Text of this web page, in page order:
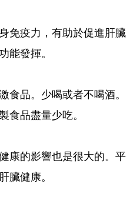
免疫力，有助於促進肝臟
能發揮。
食品。少喝或者不喝酒。
食品盡量少吃。
康的影響也是很大的。平
臟健康。